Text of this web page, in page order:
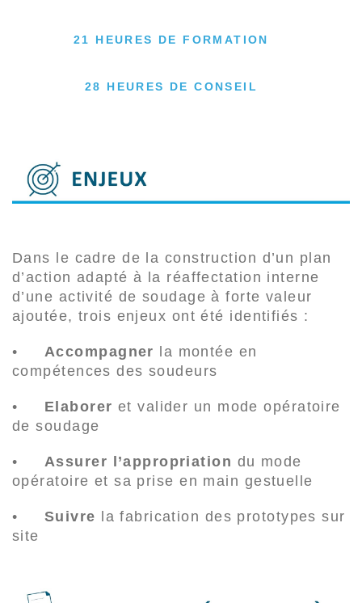
21 HEURES DE FORMATION
28 HEURES DE CONSEIL
Dans le cadre de la construction d’un plan
d’action adapté à la réaffectation interne
d’une activité de soudage à forte valeur
ajoutée, trois enjeux ont été identifiés :
• Accompagner la montée en
compétences des soudeurs
• Elaborer et valider un mode opératoire
de soudage
• Assurer l’appropriation du mode
opératoire et sa prise en main gestuelle
• Suivre la fabrication des prototypes sur
site